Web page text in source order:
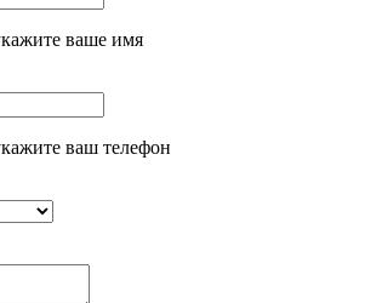
ваше имя
ваш телефон